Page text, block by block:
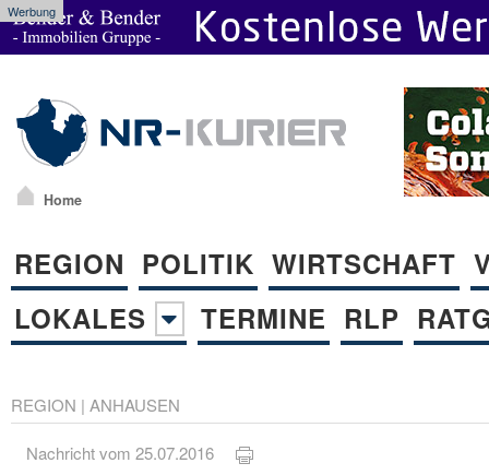
Werbung
Home
REGION POLITIK WIRTSCHAFT
LOKALES
TERMINE RLP
REGION | ANHAUSEN
Nachricht vom 25.07.2016